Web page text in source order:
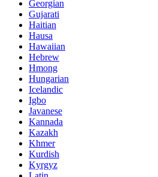
Georgian
Gujarati
Haitian
Hausa
Hawaiian
Hebrew
Hmong
Hungarian
Icelandic
Igbo
Javanese
Kannada
Kazakh
Khmer
Kurdish
Kyrgyz